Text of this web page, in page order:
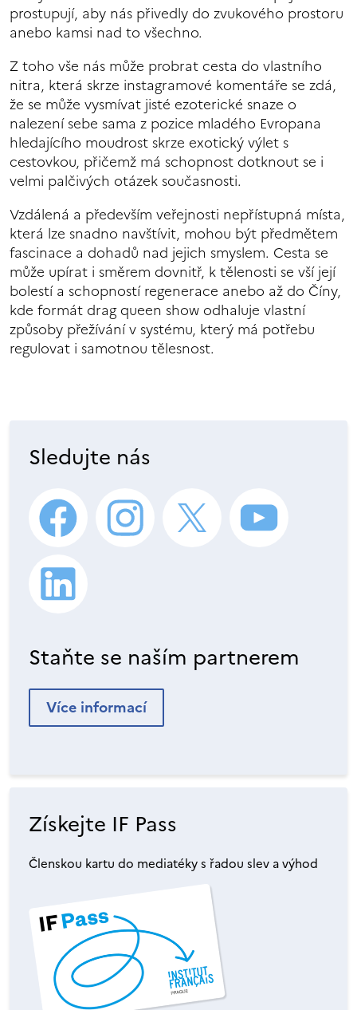
prostupují, aby nás přivedly do zvukového prostoru
anebo kamsi nad to všechno.
Z toho vše nás může probrat cesta do vlastního
nitra, která skrze instagramové komentáře se zdá,
že se může vysmívat jisté ezoterické snaze o
nalezení sebe sama z pozice mladého Evropana
hledajícího moudrost skrze exotický výlet s
cestovkou, přičemž má schopnost dotknout se i
velmi palčivých otázek současnosti.
Vzdálená a především veřejnosti nepřístupná místa,
která lze snadno navštívit, mohou být předmětem
fascinace a dohadů nad jejich smyslem. Cesta se
může upírat i směrem dovnitř, k tělenosti se vší její
bolestí a schopností regenerace anebo až do Číny,
kde formát drag queen show odhaluje vlastní
způsoby přežívání v systému, který má potřebu
regulovat i samotnou tělesnost.
Sledujte nás
Staňte se naším partnerem
Více informací
Získejte IF Pass
Členskou kartu do mediatéky s řadou slev a výhod